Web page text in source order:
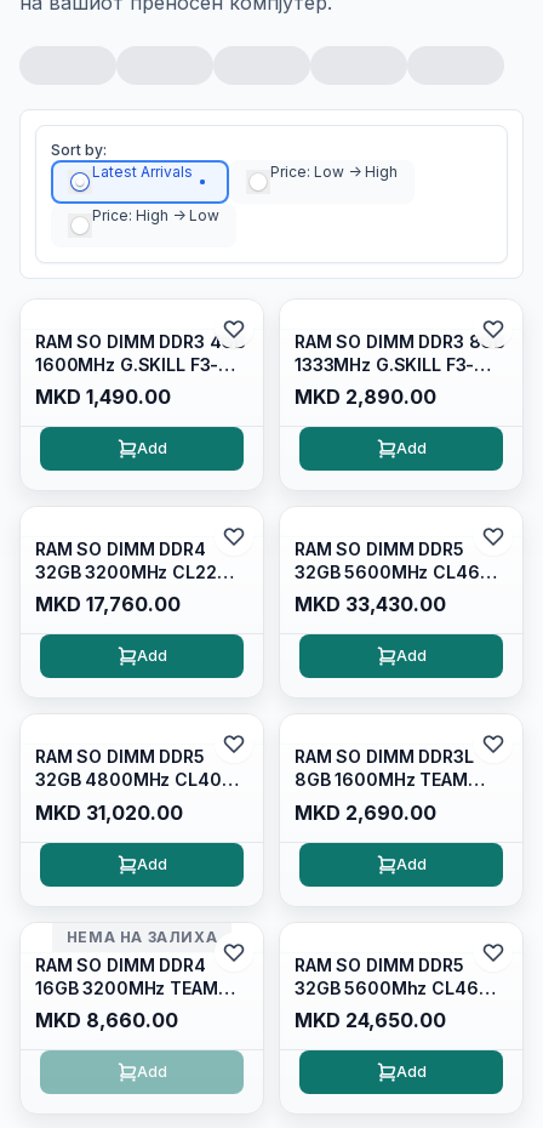
Sort by:
Latest Arrivals
Price: Low -> High
Price: High -> Low
RAM SO DIMM DDR3 4GB
1600MHz G.SKILL F3-
12800CL11S-4GBSQ 1.5v
MKD 1,490.00
Add
RAM SO DIMM DDR3 8GB
1333MHz G.SKILL F3-
1333C9S-8GSA 1,5V
MKD 2,890.00
Add
RAM SO DIMM DDR4
32GB 3200MHz CL22
TEAM GROUP ELITE
TED432G3200C22-S01
MKD 17,760.00
Add
RAM SO DIMM DDR5
32GB 5600MHz CL46
TEAM GROUP ELITE
TED532G5600C46A-S01
MKD 33,430.00
Add
RAM SO DIMM DDR5
32GB 4800MHz CL40
TEAM GROUP ELITE
TED532G4800C40D-
S01
MKD 31,020.00
Add
RAM SO DIMM DDR3L
8GB 1600MHz TEAM
GROUP
TED3L8G1600C11-S01
1.35V
MKD 2,690.00
Add
НЕМА НА ЗАЛИХА
RAM SO DIMM DDR4
16GB 3200MHz TEAM
GROUP ELITE
TED416G3200C22-S01
MKD 8,660.00
Add
RAM SO DIMM DDR5
32GB 5600Mhz CL46
Crucial CT32G56C46S5
MKD 24,650.00
Add